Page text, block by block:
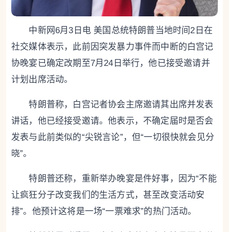
中新网6月3日电 美国总统特朗普当地时间2日在
社交媒体表示，此前因突发暴力事件而中断的白宫记
协晚宴已确定改期至7月24日举行，他已接受邀请并
计划出席活动。
特朗普称，白宫记者协会主席邀请其出席并发表
讲话，他已经接受邀请。他表示，不确定届时是否会
发表与此前类似的“尖锐言论”，但“一切很快就会见分
晓”。
特朗普还称，重新举办晚宴是件好事，因为“不能
让疯狂分子改变我们的生活方式，甚至改变活动安
排”。他预计这将是一场“一票难求”的热门活动。